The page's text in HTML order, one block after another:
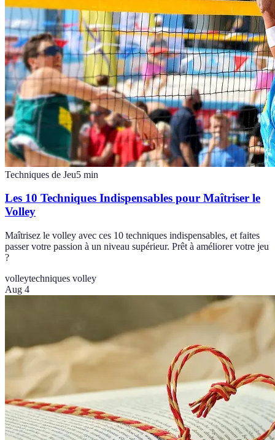
Techniques de Jeu5 min
Les 10 Techniques Indispensables pour Maîtriser le
Volley
Maîtrisez le volley avec ces 10 techniques indispensables, et faites
passer votre passion à un niveau supérieur. Prêt à améliorer votre jeu
?
volleytechniques volley
Aug 4